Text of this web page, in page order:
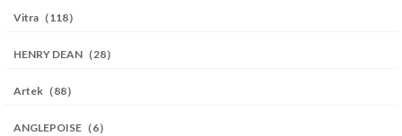
Vitra（118）
HENRY DEAN（28）
Artek（88）
ANGLEPOISE（6）